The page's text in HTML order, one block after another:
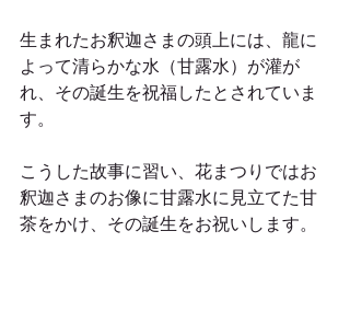
生まれたお釈迦さまの頭上には、龍に
よって清らかな水（甘露水）が灌が
れ、その誕生を祝福したとされていま
す。
こうした故事に習い、花まつりではお
釈迦さまのお像に甘露水に見立てた甘
茶をかけ、その誕生をお祝いします。